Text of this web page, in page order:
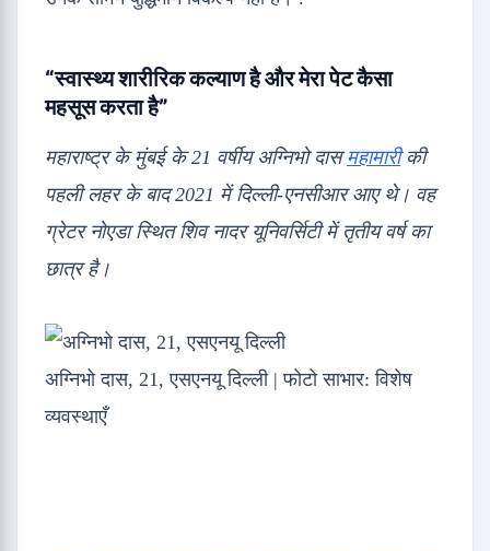
“स्वास्थ्य शारीरिक कल्याण है और मेरा पेट कैसा
महसूस करता है”
महाराष्ट्र के मुंबई के 21 वर्षीय अग्निभो दासमहामारीकी
पहली लहर के बाद 2021 में दिल्ली-एनसीआर आए थे। वह
ग्रेटर नोएडा स्थित शिव नादर यूनिवर्सिटी में तृतीय वर्ष का
छात्र है।
अग्निभो दास, 21, एसएनयू दिल्ली | फोटो साभार: विशेष
व्यवस्थाएँ